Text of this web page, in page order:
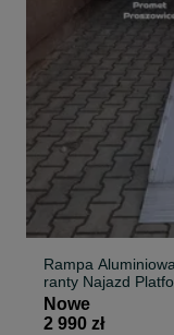
Rampa
ranty Najazd
Busa lub
Nowe
2 990 zł